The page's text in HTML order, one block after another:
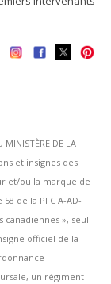
MINISTÈRE DE LA
et insignes des
et/ou la marque de
de la PFC A-AD-
canadiennes », seul
officiel de la
un régiment